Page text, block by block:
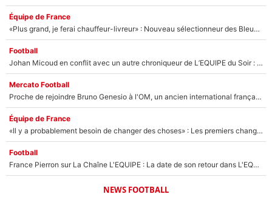
Équipe de France
«Plus grand, je ferai chauffeur-livreur» : Nouveau sélectionneur des Bleus, Zinédine Zidane s’était imaginé un avenir très différent lorsqu'il était enfant
Football
Johan Micoud en conflit avec un autre chroniqueur de L’EQUIPE du Soir : «Pendant un moment, je ne les ai pas remis ensemble dans l'émission»
Mercato Football
Proche de rejoindre Bruno Genesio à l'OM, un ancien international français va finalement débarquer... sur RMC !
Équipe de France
«Il y a probablement besoin de changer des choses» : Les premiers changements de Zinedine Zidane en équipe de France sont révélés ?
Football
France Pierron sur La Chaîne L'EQUIPE : La date de son retour dans L'EQUIPE de Choc est connue... et c'était très attendu
NEWS FOOTBALL